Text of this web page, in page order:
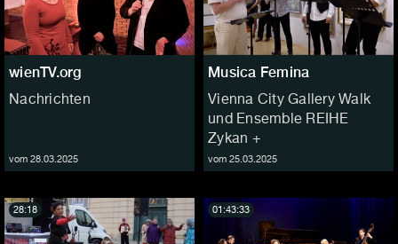
wienTV.org
Nachrichten
vom 28.03.2025
Musica Femina
Vienna City Gallery Walk
und Ensemble REIHE
Zykan +
vom 25.03.2025
28:18 01:43:33